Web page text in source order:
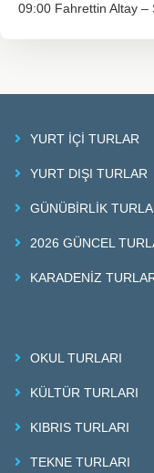
09:00 Fahrettin Altay –
YURT İÇİ TURLAR
YURT DIŞI TURLAR
GÜNÜBİRLİK
2026 GÜNCEL
KARADENİZ
OKUL TURLARI
KÜLTÜR TURLARI
KIBRIS TURLARI
TEKNE TURLARI